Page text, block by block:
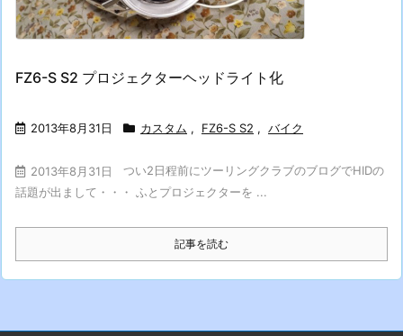
FZ6-S S2 プロジェクターヘッドライト化
2013年8月31日 カスタム , FZ6-S S2 , バイク
2013年8月31日
つい2日程前にツーリングクラブのブログでHIDの
話題が出まして・・・ ふとプロジェクターを ...
記事を読む